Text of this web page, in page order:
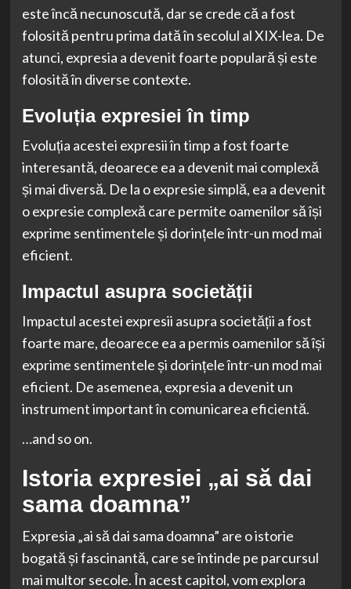
este încă necunoscută, dar se crede că a fost
folosită pentru prima dată în secolul al XIX-lea. De
atunci, expresia a devenit foarte populară și este
folosită în diverse contexte.
Evoluția expresiei în timp
Evoluția acestei expresii în timp a fost foarte
interesantă, deoarece ea a devenit mai complexă
și mai diversă. De la o expresie simplă, ea a devenit
o expresie complexă care permite oamenilor să își
exprime sentimentele și dorințele într-un mod mai
eficient.
Impactul asupra societății
Impactul acestei expresii asupra societății a fost
foarte mare, deoarece ea a permis oamenilor să își
exprime sentimentele și dorințele într-un mod mai
eficient. De asemenea, expresia a devenit un
instrument important în comunicarea eficientă.
…and so on.
Istoria expresiei „ai să dai
sama doamna”
Expresia „ai să dai sama doamna” are o istorie
bogată și fascinantă, care se întinde pe parcursul
mai multor secole. În acest capitol, vom explora